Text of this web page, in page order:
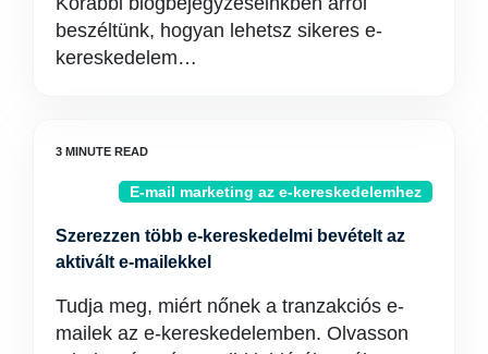
beszéltünk, hogyan lehetsz sikeres e-
kereskedelem…
E-mail marketing az e-kereskedelemhez
Szerezzen több e-kereskedelmi bevételt az
aktivált e-mailekkel
Tudja meg, miért nőnek a tranzakciós e-
mailek az e-kereskedelemben. Olvasson